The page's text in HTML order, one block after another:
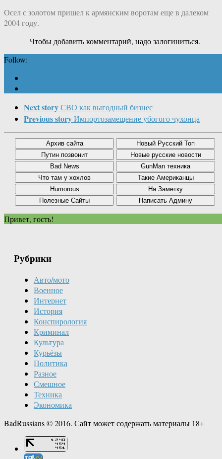
Осел с золотом пришел к армянским воротам еще в далеком
2004 году.
Чтобы добавить комментарий, надо залогиниться.
Follow:
Next storyСВО как выгодный бизнес
Previous storyИмпортозамещение убогого чухонца
Привет, гость!
Рубрики
Авто/мото
Военное
Интернет
История
Конспирология
Криминал
Культура
Курьёзы
Политика
Разное
Смешное
Техника
Экономика
BadRussians © 2016. Сайт может содержать материалы 18+